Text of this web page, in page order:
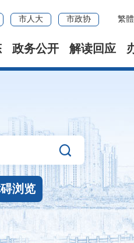
市人大 市政协 繁
政务公开 解读回应

浏览